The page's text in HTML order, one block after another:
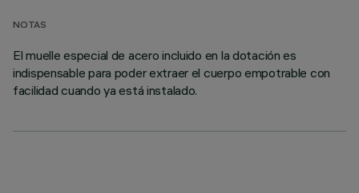
NOTAS
El muelle especial de acero incluido en la dotación es
indispensable para poder extraer el cuerpo empotrable con
facilidad cuando ya está instalado.